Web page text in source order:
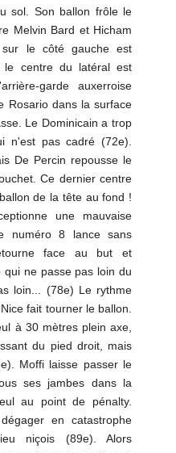
sol. Son ballon frôle le
Melvin Bard et Hicham
sur le côté gauche est
le centre du latéral est
garde auxerroise
Rosario dans la surface
Le Dominicain a trop
n'est pas cadré (72e).
De Percin repousse le
Ce dernier centre
de la tête au fond !
une mauvaise
numéro 8 lance sans
face au but et
ne passe pas loin du
loin... (78e) Le rythme
fait tourner le ballon.
à 30 mètres plein axe,
du pied droit, mais
Moffi laisse passer le
ses jambes dans la
au point de pénalty.
en catastrophe
niçois (89e). Alors